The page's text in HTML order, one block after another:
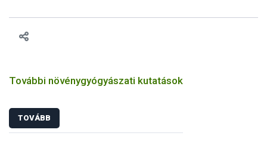
vonni az ebek viselkedésének megítélésében jártas szakértőt.
További növénygyógyászati kutatások
TOVÁBB